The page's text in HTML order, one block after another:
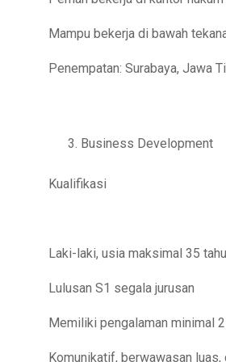
Mampu bekerja di bawah
Penempatan: Surabaya, Jawa
Business Development
Kualifikasi
Laki-laki, usia maksimal 35
Lulusan S1 segala jurusan
Memiliki pengalaman minimal
Komunikatif, berwawasan